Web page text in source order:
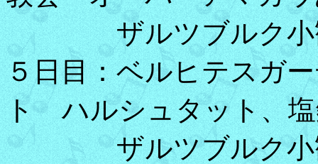
ザルツブルク小観
５日目：ベルヒテスガ
ト ハルシュタット、塩
ザルツブルク小観